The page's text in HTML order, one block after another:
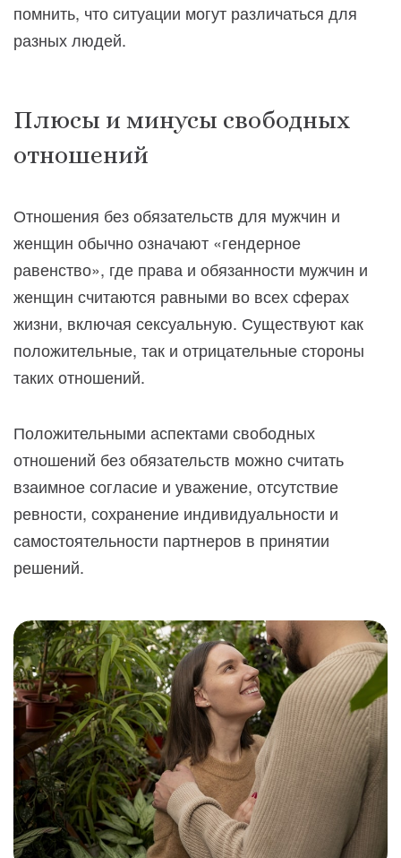
помнить, что ситуации могут различаться для
разных людей.
Плюсы и минусы свободных
отношений
Отношения без обязательств для мужчин и
женщин обычно означают «гендерное
равенство», где права и обязанности мужчин и
женщин считаются равными во всех сферах
жизни, включая сексуальную. Существуют как
положительные, так и отрицательные стороны
таких отношений.
Положительными аспектами свободных
отношений без обязательств можно считать
взаимное согласие и уважение, отсутствие
ревности, сохранение индивидуальности и
самостоятельности партнеров в принятии
решений.